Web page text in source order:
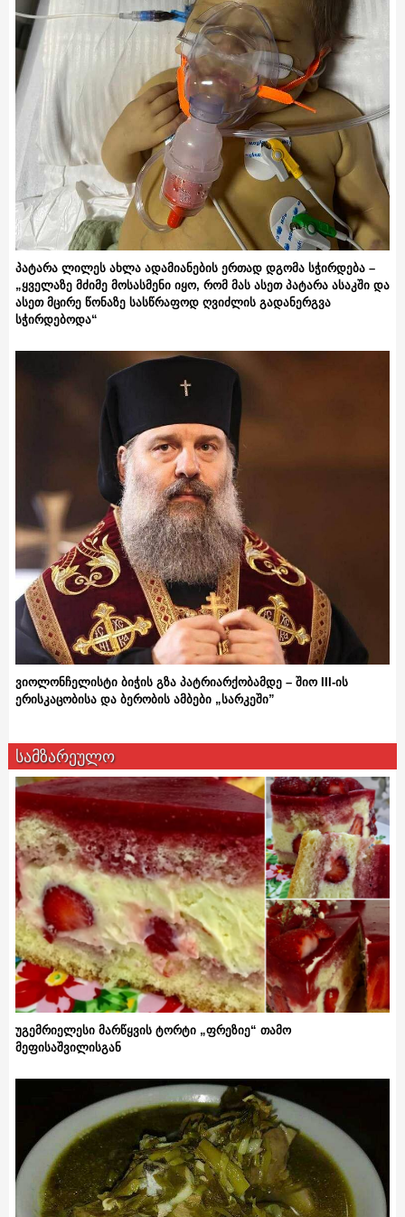
პატარა ლილეს ახლა ადამიანების ერთად დგომა სჭირდება –
„ყველაზე მძიმე მოსასმენი იყო, რომ მას ასეთ პატარა ასაკში და
ასეთ მცირე წონაზე სასწრაფოდ ღვიძლის გადანერგვა
სჭირდებოდა“
ვიოლონჩელისტი ბიჭის გზა პატრიარქობამდე – შიო III-ის
ერისკაცობისა და ბერობის ამბები „სარკეში”
სამზარეულო
უგემრიელესი მარწყვის ტორტი „ფრეზიე“ თამო
მეფისაშვილისგან